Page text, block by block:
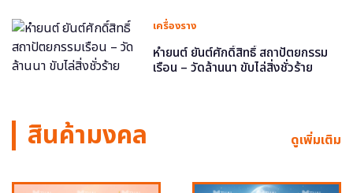
เครื่องราง
หำยนต์ ยันต์ศักดิ์สิทธิ์ สถาปัตยกรรม
เรือน – วัดล้านนา ขับไล่สิ่งชั่วร้าย
สินค้ามงคล ดูเพิ่มเติม